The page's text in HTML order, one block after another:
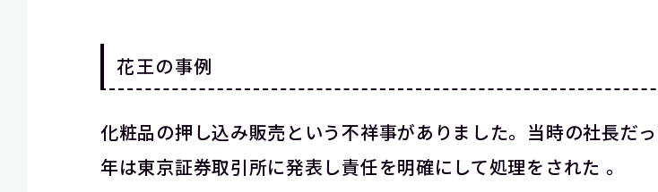
花王の事例
化粧品の押し込み販売という不祥事がありました。当時の社長だ
年は東京証券取引所に発表し責任を明確にして処理をされた 。